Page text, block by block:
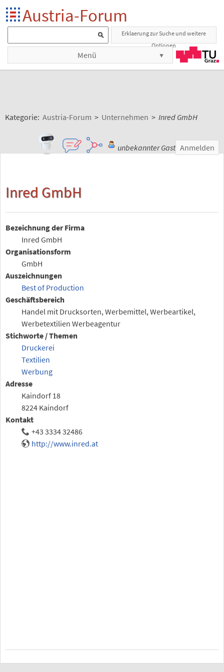
Austria-Forum
Erklaerung zur Suche und weitere
Optionen
Menü
Kategorie: Austria-Forum > Unternehmen > Inred GmbH
unbekannter Gast Anmelden
Inred GmbH
Bezeichnung der Firma
Inred GmbH
Organisationsform
GmbH
Auszeichnungen
Best of Production
Geschäftsbereich
Handel mit Drucksorten, Werbemittel, Werbeartikel,
Werbetextilien Werbeagentur
Stichworte / Themen
Druckerei
Textilien
Werbung
Adresse
Kaindorf 18
8224 Kaindorf
Kontakt
+43 3334 32486
http://www.inred.at